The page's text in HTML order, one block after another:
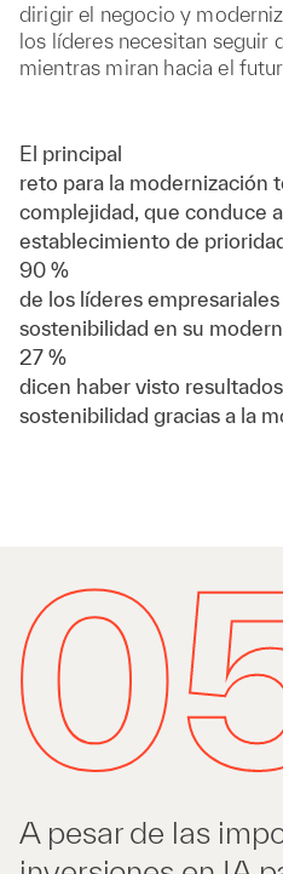
dirigir el negocio y
los líderes necesitan seguir
mientras miran hacia el
El principal
reto para la modernización
complejidad, que conduce
establecimiento de
90 %
de los líderes
sostenibilidad en su
27 %
dicen haber visto
sostenibilidad gracias a la
A pesar de las